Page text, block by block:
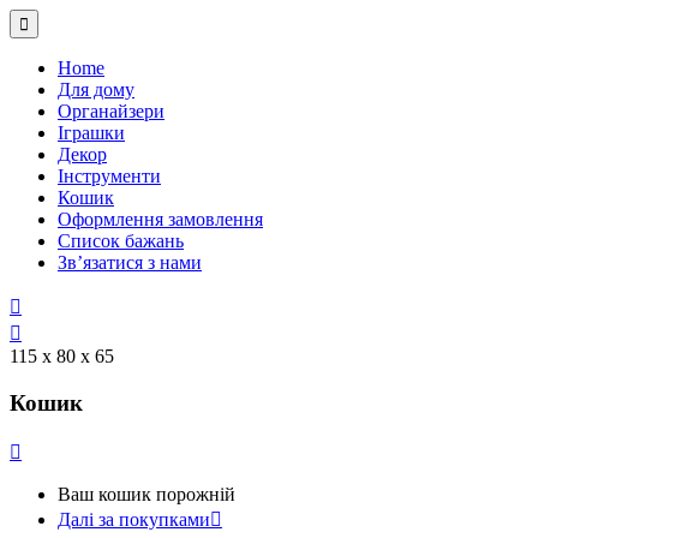
Home
Для дому
Органайзери
Іграшки
Декор
Інструменти
Кошик
Оформлення замовлення
Список бажань
Зв’язатися з нами
115 х 80 х 65
Кошик
Ваш кошик порожній
Далі за покупками